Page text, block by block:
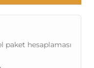
paket hesaplaması